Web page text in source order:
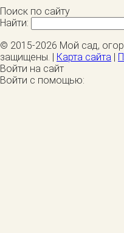
Поиск по сайту
Найти:
© 2015-2026 Мой сад,
защищены. | Карта сайта |
Войти на сайт
Войти с помощью: